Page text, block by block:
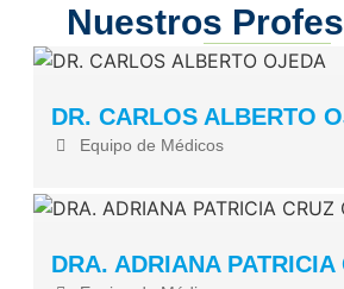
Nuestros
DR. CARLOS ALBERTO
Equipo de Médicos
DRA. ADRIANA PATRICIA